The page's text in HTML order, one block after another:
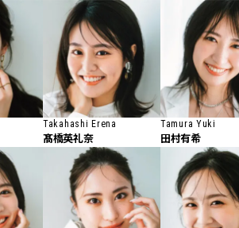
Takahashi Erena
髙橋英礼奈
Tamura Yuki
田村有希